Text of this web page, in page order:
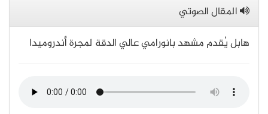
المقال الصوتي
هابل يُقدم مشهد بانورامي عالي الدقة لمجرة أندروميدا